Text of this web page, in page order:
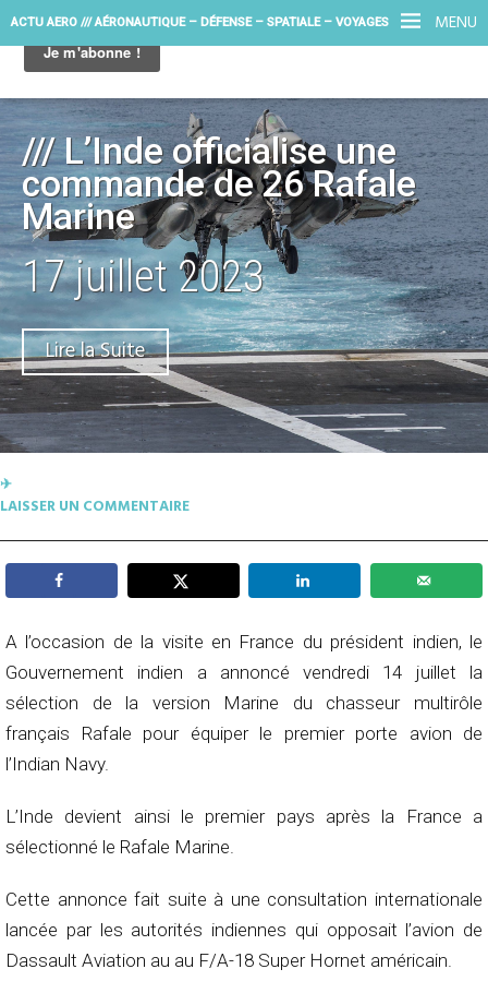
MENU
ACTU AERO /// AÉRONAUTIQUE – DÉFENSE – SPATIALE – VOYAGES
/// L’Inde officialise une
commande de 26 Rafale
Marine
17 juillet 2023
Lire la Suite
✈︎
LAISSER UN COMMENTAIRE
A l’occasion de la visite en France du président indien, le
Gouvernement indien a annoncé vendredi 14 juillet la
sélection de la version Marine du chasseur multirôle
français Rafale pour équiper le premier porte avion de
l’Indian Navy.
L’Inde devient ainsi le premier pays après la France a
sélectionné le Rafale Marine.
Cette annonce fait suite à une consultation internationale
lancée par les autorités indiennes qui opposait l’avion de
Dassault Aviation au au F/A-18 Super Hornet américain.